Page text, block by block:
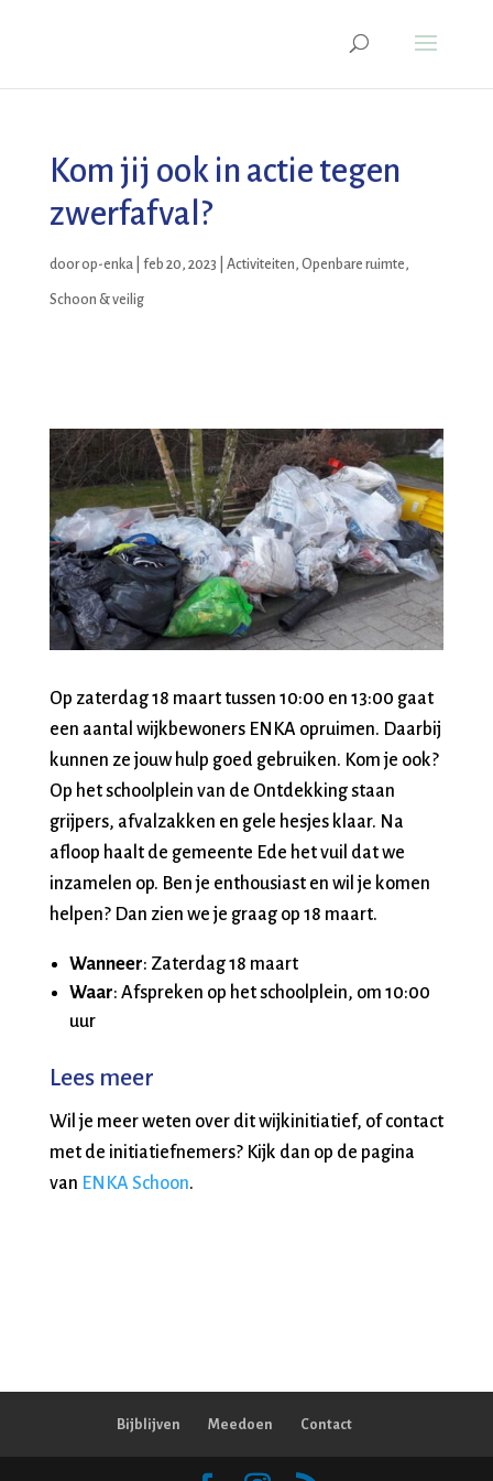
Kom jij ook in actie tegen
zwerfafval?
doorop-enka| feb 20, 2023 Activiteiten, Openbare ruimte,
Schoon & veilig
Op zaterdag 18 maart tussen 10:00 en 13:00 gaat
een aantal wijkbewoners ENKA opruimen. Daarbij
kunnen ze jouw hulp goed gebruiken. Kom je ook?
Op het schoolplein van de Ontdekking staan
grijpers, afvalzakken en gele hesjes klaar. Na
afloop haalt de gemeente Ede het vuil dat we
inzamelen op. Ben je enthousiast en wil je komen
helpen? Dan zien we je graag op 18 maart.
Wanneer: Zaterdag 18 maart
Waar: Afspreken op het schoolplein, om 10:00
uur
Lees meer
Wil je meer weten over dit wijkinitiatief, of contact
met de initiatiefnemers? Kijk dan op de pagina
van ENKA Schoon.
Bijblijven Meedoen Contact